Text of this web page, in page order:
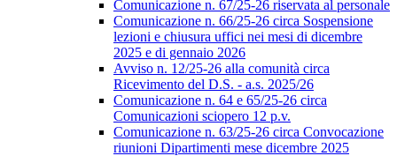
Comunicazione n. 67/25-26 riservata al personale
Comunicazione n. 66/25-26 circa Sospensione
lezioni e chiusura uffici nei mesi di dicembre
2025 e di gennaio 2026
Avviso n. 12/25-26 alla comunità circa
Ricevimento del D.S. - a.s. 2025/26
Comunicazione n. 64 e 65/25-26 circa
Comunicazioni sciopero 12 p.v.
Comunicazione n. 63/25-26 circa Convocazione
riunioni Dipartimenti mese dicembre 2025